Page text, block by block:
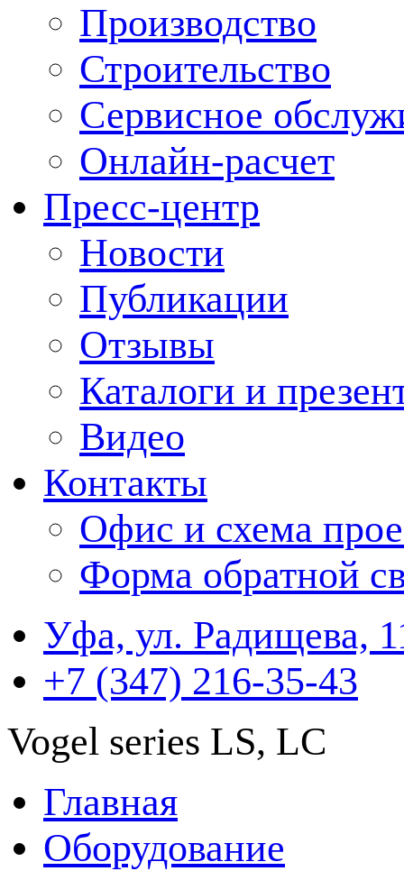
Производство
Строительство
Сервисное
Онлайн-расчет
Пресс-центр
Новости
Публикации
Отзывы
Каталоги и
Видео
Контакты
Офис и схема
Форма обратной
Уфа, ул. Радищева,
+7 (347) 216-35-43
Vogel series LS, LC
Главная
Оборудование